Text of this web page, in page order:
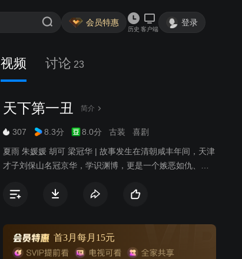
会员特惠
历史 客户端
登录
视频 讨论 23
天下第一丑 简介
307 8.3分 8.0分 古装 喜剧
夏雨 朱媛媛 胡可 梁冠华 | 故事发生在清朝咸丰年间，天津
才子刘保山名冠京华，学识渊博，更是一个嫉恶如仇、狷
六王爷。不愿掉入酱缸官场的刘保山逃名市井，并和普通
身梨园，堂堂状元郎竟然做起下九流的戏子，一时间轰动
京城。他借唱戏大骂路登高等人，自然给自己惹来新的麻
首3月每月15元